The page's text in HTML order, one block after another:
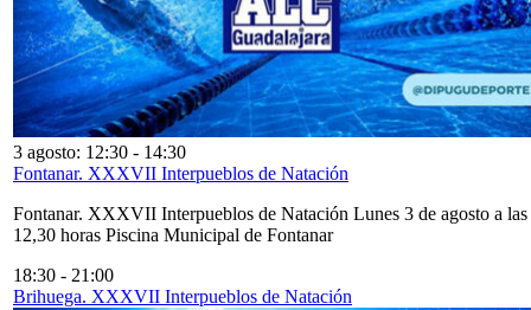
3 agosto: 12:30 - 14:30
Fontanar. XXXVII Interpueblos de Natación
Fontanar. XXXVII Interpueblos de Natación Lunes 3 de agosto a las
12,30 horas Piscina Municipal de Fontanar
18:30 - 21:00
Brihuega. XXXVII Interpueblos de Natación